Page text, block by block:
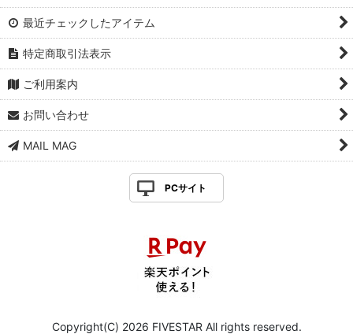
最近チェックしたアイテム
特定商取引法表示
ご利用案内
お問い合わせ
MAIL MAG
PCサイト
Copyright(C) 2026 FIVESTAR All rights reserved.